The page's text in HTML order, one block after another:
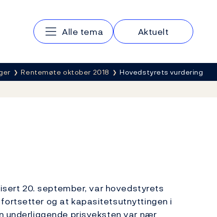
Hovedmeny
Alle tema Aktuelt
Rentemøte oktober 2018 Hovedstyrets vurdering
20. september, var hovedstyrets
og at kapasitetsutnyttingen i
underliggende prisveksten var nær